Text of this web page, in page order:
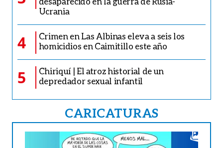
Ucrania
4
Crimen en Las Albinas eleva a seis los
homicidios en Caimitillo este año
5
Chiriquí | El atroz historial de un
depredador sexual infantil
CARICATURAS